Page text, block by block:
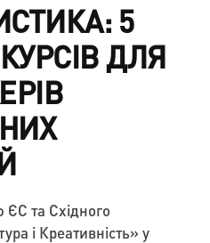
5
ДЛЯ
та Східного
і Креативність» у